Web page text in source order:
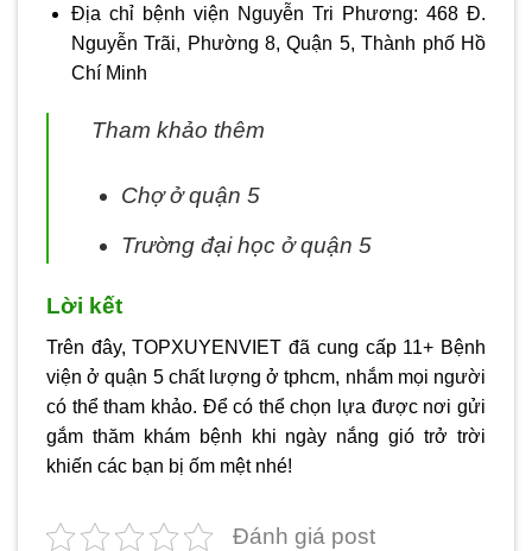
Địa chỉ bệnh viện Nguyễn Tri Phương: 468 Đ.
Nguyễn Trãi, Phường 8, Quận 5, Thành phố Hồ
Chí Minh
Tham khảo thêm
Chợ ở quận 5
Trường đại học ở quận 5
Lời kết
Trên đây, TOPXUYENVIET đã cung cấp 11+ Bệnh
viện ở quận 5 chất lượng ở tphcm, nhắm mọi người
có thể tham khảo. Để có thể chọn lựa được nơi gửi
gắm thăm khám bệnh khi ngày nắng gió trở trời
khiến các bạn bị ốm mệt nhé!
Đánh giá post